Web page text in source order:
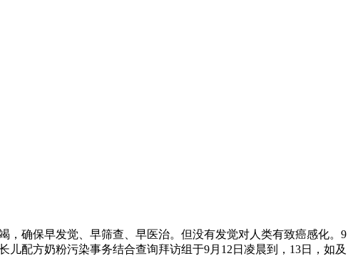
确保早发觉、早筛查、早医治。但没有发觉对人类有致癌感化。9
配方奶粉污染事务结合查询拜访组于9月12日凌晨到，13日，如及